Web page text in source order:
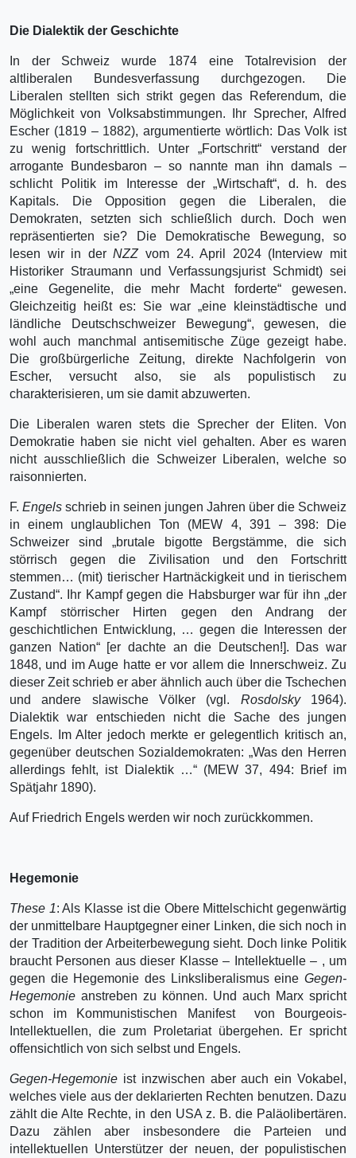
Die Dialektik der Geschichte
In der Schweiz wurde 1874 eine Totalrevision der
altliberalen Bundesverfassung durchgezogen. Die
Liberalen stellten sich strikt gegen das Referendum, die
Möglichkeit von Volksabstimmun­gen. Ihr Sprecher, Alfred
Escher (1819 – 1882), argumentierte wörtlich: Das Volk ist
zu wenig fortschrittlich. Unter „Fortschritt“ verstand der
arrogante Bundesbaron – so nannte man ihn damals –
schlicht Politik im Interesse der „Wirtschaft“, d. h. des
Kapitals. Die Opposition gegen die Liberalen, die
Demokraten, setzten sich schließlich durch. Doch wen
repräsentierten sie? Die Demokratische Bewegung, so
lesen wir in derNZZvom 24. April 2024 (Interview mit
Historiker Straumann und Verfassungsjurist Schmidt) sei
„eine Gegenelite, die mehr Macht forderte“ gewe­sen.
Gleichzeitig heißt es: Sie war „eine kleinstädtische und
ländliche Deutschschweizer Bewe­gung“, gewesen, die
wohl auch manchmal antisemitische Züge gezeigt habe.
Die großbürgerliche Zeitung, direkte Nachfolgerin von
Escher, versucht also, sie als populistisch zu
charakterisieren, um sie damit abzuwerten.
Die Liberalen waren stets die Sprecher der Eliten. Von
Demokratie haben sie nicht viel gehalten. Aber es waren
nicht ausschließlich die Schweizer Liberalen, welche so
raisonnierten.
F. Engels schrieb in seinen jungen Jahren über die Schweiz
in einem unglaublichen Ton (MEW 4, 391 – 398: Die
Schweizer sind „brutale bigotte Bergstämme, die sich
störrisch gegen die Zivilisation und den Fortschritt
stemmen… (mit) tierischer Hartnäckigkeit und in tierischem
Zustand“. Ihr Kampf gegen die Habsburger war für ihn „der
Kampf störrischer Hirten gegen den Andrang der
geschichtlichen Entwick­lung, … gegen die Interessen der
ganzen Nation“ [er dachte an die Deutschen!]. Das war
1848, und im Auge hatte er vor allem die Innerschweiz. Zu
dieser Zeit schrieb er aber ähnlich auch über die Tschechen
und andere slawische Völker (vgl. Rosdolsky1964).
Dialektik war entschieden nicht die Sache des jungen
Engels. Im Alter jedoch merkte er gelegentlich kritisch an,
gegenüber deutschen Sozialdemokraten: „Was den Herren
allerdings fehlt, ist Dialektik …“ (MEW 37, 494: Brief im
Spätjahr 1890).
Auf Friedrich Engels werden wir noch zurückkommen.
Hegemonie
These 1: Als Klasse ist die Obere Mittelschicht gegenwärtig
der unmittelbare Hauptgegner einer Linken, die sich noch in
der Tradition der Arbeiterbewegung sieht. Doch linke Politik
braucht Personen aus dieser Klasse – Intellektuelle – , um
gegen die Hegemonie des Linksliberalismus eine Gegen-
Hegemonie anstreben zu können. Und auch Marx spricht
schon im Kommunistischen Manifest
von Bourgeois-
Intellektuellen, die zum Proletariat übergehen. Er spricht
offensichtlich von sich selbst und Engels.
Gegen-Hegemonie ist inzwischen aber auch ein Vokabel,
welches viele aus der deklarierten Rechten benutzen. Dazu
zählt die Alte Rechte, in den USA z. B. die Paläolibertären.
Dazu zählen aber insbesondere die Parteien und
intellektuellen Unterstützer der neuen, der populistischen